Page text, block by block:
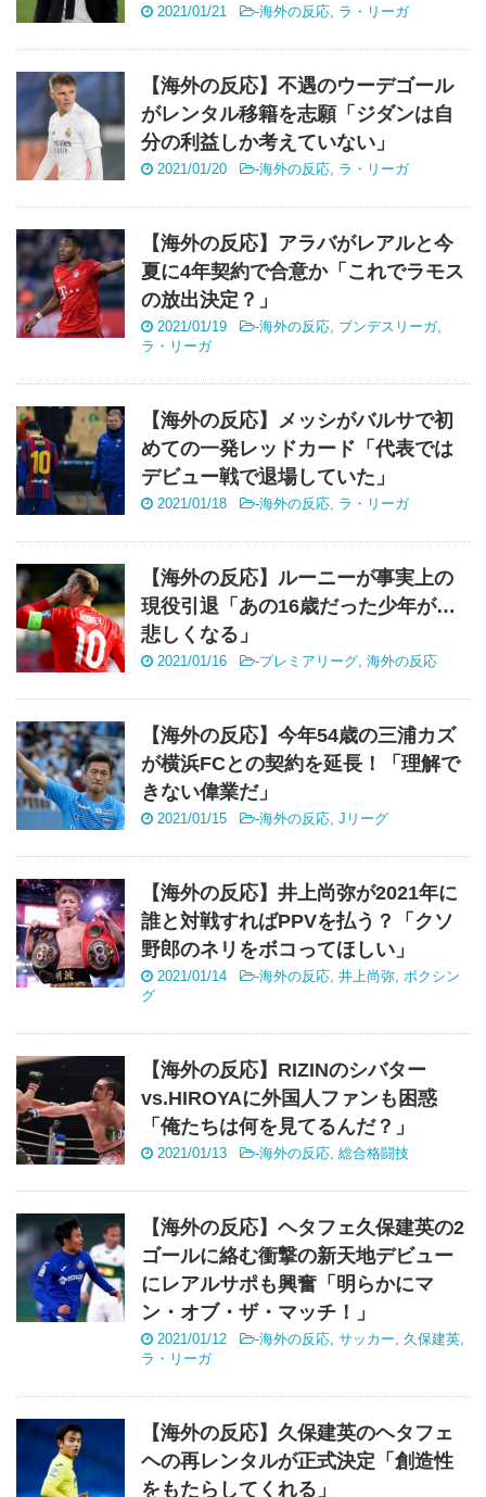
2021/01/21 -海外の反応, ラ・リーガ
【海外の反応】不遇のウーデゴール
がレンタル移籍を志願「ジダンは自
分の利益しか考えていない」
2021/01/20 -海外の反応, ラ・リーガ
【海外の反応】アラバがレアルと今
夏に4年契約で合意か「これでラモス
の放出決定？」
2021/01/19 -海外の反応, ブンデスリーガ,
ラ・リーガ
【海外の反応】メッシがバルサで初
めての一発レッドカード「代表では
デビュー戦で退場していた」
2021/01/18 -海外の反応, ラ・リーガ
【海外の反応】ルーニーが事実上の
現役引退「あの16歳だった少年が…
悲しくなる」
2021/01/16 -プレミアリーグ, 海外の反応
【海外の反応】今年54歳の三浦カズ
が横浜FCとの契約を延長！「理解で
きない偉業だ」
2021/01/15 -海外の反応, Jリーグ
【海外の反応】井上尚弥が2021年に
誰と対戦すればPPVを払う？「クソ
野郎のネリをボコってほしい」
2021/01/14 -海外の反応, 井上尚弥, ボクシン
グ
【海外の反応】RIZINのシバター
vs.HIROYAに外国人ファンも困惑
「俺たちは何を見てるんだ？」
2021/01/13 -海外の反応, 総合格闘技
【海外の反応】ヘタフェ久保建英の2
ゴールに絡む衝撃の新天地デビュー
にレアルサポも興奮「明らかにマ
ン・オブ・ザ・マッチ！」
2021/01/12 -海外の反応, サッカー, 久保建英,
ラ・リーガ
【海外の反応】久保建英のヘタフェ
ヘの再レンタルが正式決定「創造性
をもたらしてくれる」